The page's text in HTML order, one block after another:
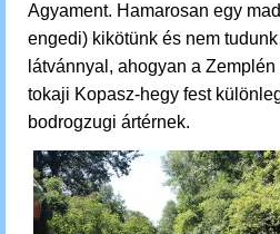
Agyament. Hamarosan egy
engedi) kikötünk és nem
látvánnyal, ahogyan a
tokaji Kopasz-hegy fest
bodrogzugi ártérnek.